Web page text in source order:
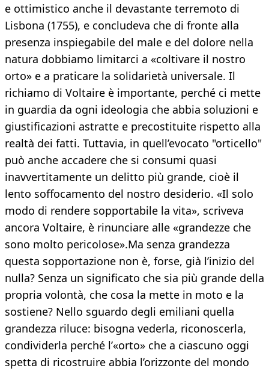
e ottimistico anche il devastante terremoto di
Lisbona (1755), e concludeva che di fronte alla
presenza inspiegabile del male e del dolore nella
natura dobbiamo limitarci a «coltivare il nostro
orto» e a praticare la solidarietà universale. Il
richiamo di Voltaire è importante, perché ci mette
in guardia da ogni ideologia che abbia soluzioni e
giustificazioni astratte e precostituite rispetto alla
realtà dei fatti. Tuttavia, in quell’evocato "orticello"
può anche accadere che si consumi quasi
inavvertitamente un delitto più grande, cioè il
lento soffocamento del nostro desiderio. «Il solo
modo di rendere sopportabile la vita», scriveva
ancora Voltaire, è rinunciare alle «grandezze che
sono molto pericolose».Ma senza grandezza
questa sopportazione non è, forse, già l’inizio del
nulla? Senza un significato che sia più grande della
propria volontà, che cosa la mette in moto e la
sostiene? Nello sguardo degli emiliani quella
grandezza riluce: bisogna vederla, riconoscerla,
condividerla perché l’«orto» che a ciascuno oggi
spetta di ricostruire abbia l’orizzonte del mondo